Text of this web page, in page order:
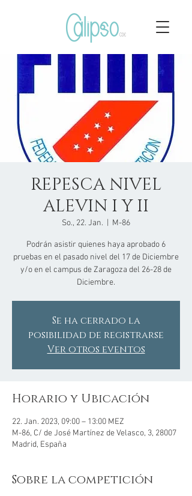
REPESCA NIVEL
ALEVIN I Y II
So., 22. Jan. M-86
Podrán asistir quienes haya aprobado 6
pruebas en el pasado nivel del 17 de Diciembre
y/o en el campus de Zaragoza del 26-28 de
Diciembre.
Se ha cerrado la
posibilidad de registrarse
Ver otros eventos
Horario y Ubicación
22. Jan. 2023, 09:00 – 13:00 MEZ
M-86, C/ de José Martínez de Velasco, 3, 28007
Madrid, España
Sobre la competición